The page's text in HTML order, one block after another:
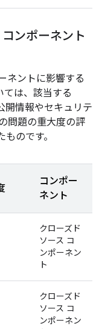
ンポーネント
ネントに影響する
ては、該当する
開情報やセキュリテ
問題の重大度の評
のです。
コンポー
ネント
クローズド
ソース コ
ンポーネン
ト
クローズド
ソース コ
ンポーネン